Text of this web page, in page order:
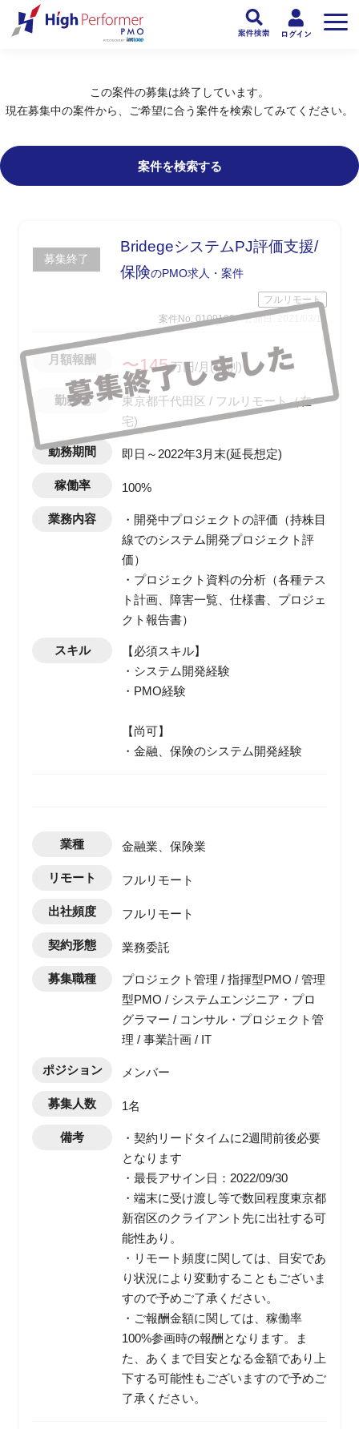
この案件の募集は終了しています。
現在募集中の案件から、ご希望に合う案件を検索してみてください。
案件を検索する
募集終了
BridegeシステムPJ評価支援/
保険のPMO求人・案件
フルリモート
案件No. 0109182 公開日: 2021/03/10
月額報酬 〜145万円/月(税別)
勤務地
東京都千代田区 / フルリモート（在
宅)
勤務期間 即日～2022年3月末(延長想定)
稼働率 100%
業務内容
・開発中プロジェクトの評価（持株目
線でのシステム開発プロジェクト評
価）
・プロジェクト資料の分析（各種テス
ト計画、障害一覧、仕様書、プロジェ
クト報告書）
スキル
【必須スキル】
・システム開発経験
・PMO経験
【尚可】
・金融、保険のシステム開発経験
業種 金融業、保険業
リモート フルリモート
出社頻度 フルリモート
契約形態 業務委託
募集職種
プロジェクト管理 / 指揮型PMO / 管理
型PMO / システムエンジニア・プロ
グラマー / コンサル・プロジェクト管
理 / 事業計画 / IT
ポジション メンバー
募集人数 1名
備考
・契約リードタイムに2週間前後必要
となります
・最長アサイン日：2022/09/30
・端末に受け渡し等で数回程度東京都
新宿区のクライアント先に出社する可
能性あり。
・リモート頻度に関しては、目安であ
り状況により変動することもございま
すので予めご了承ください。
・ご報酬金額に関しては、稼働率
100%参画時の報酬となります。ま
た、あくまで目安となる金額であり上
下する可能性もございますので予めご
了承ください。